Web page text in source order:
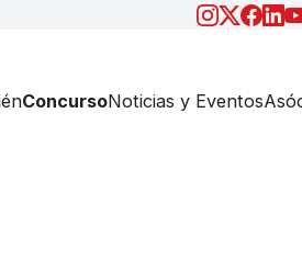
ConcursoNoticias y Eventos